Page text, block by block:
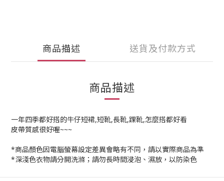
商品描述 送貨及付款方式
商品描述
一年四季都好搭的牛仔短裙,短靴,長靴,踝靴,怎麼搭都好看
皮帶質感很好喔~~~
*商品顏色因電腦螢幕設定差異會略有不同，請以實際商品為準
*深淺色衣物請分開洗滌；請勿長時間浸泡、濕放，以防染色